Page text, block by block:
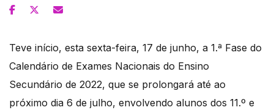
Teve início, esta sexta-feira, 17 de junho, a 1.ª Fase do
Calendário de Exames Nacionais do Ensino
Secundário de 2022, que se prolongará até ao
próximo dia 6 de julho, envolvendo alunos dos 11.º e